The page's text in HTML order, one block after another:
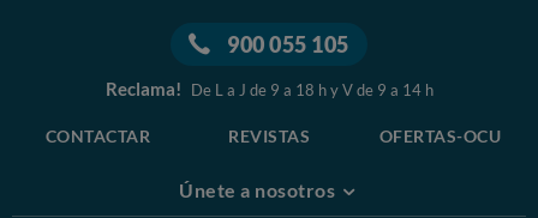
900 055 105
Reclama! De L a J de 9 a 18 h y V de 9 a 14 h
CONTACTAR REVISTAS OFERTAS-OCU
Únete a nosotros